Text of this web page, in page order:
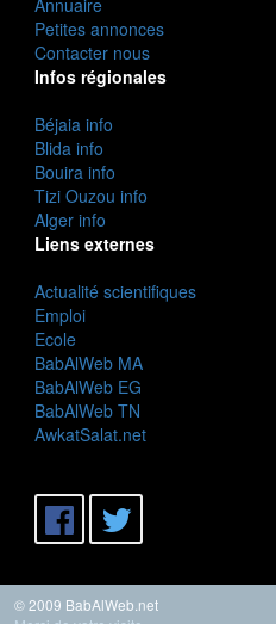
Petites annonces
Contacter nous
Infos régionales
Béjaia info
Blida info
Bouira info
Tizi Ouzou info
Alger info
Liens externes
Actualité scientifiques
Emploi
Ecole
BabAlWeb MA
BabAlWeb EG
BabAlWeb TN
AwkatSalat.net
© 2009 BabAlWeb.net